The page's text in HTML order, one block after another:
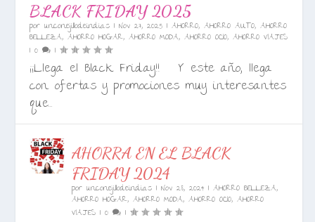
BLACK FRIDAY 2025
porunconejillodeindias |Nov 27, 2025 |AHORRO,AHORRO AUTO,AHORRO
BELLEZA,AHORRO HOGAR,AHORRO MODA,AHORRO OCIO,AHORRO VIAJES
|0 |
¡¡Llega el Black Friday!! Y este año, llega
con ofertas y promociones muy interesantes
que...
AHORRA EN EL BLACK
FRIDAY 2024
porunconejillodeindias |Nov 28, 2024 |AHORRO BELLEZA,
AHORRO HOGAR,AHORRO MODA,AHORRO OCIO,AHORRO
VIAJES |0 |